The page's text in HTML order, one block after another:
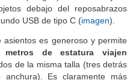
(imagen
). También hay un
debajo del reposabrazos
es generoso y permite
de estatura viajen
de la misma talla (tres detrás